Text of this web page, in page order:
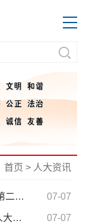
首页 > 人大资讯
赵乐际在十四届全国人大常委会 第二十三次会议上的讲话 07-07
赵乐际在列席常委会会议的全国人大代表座谈会上的讲话 07-07